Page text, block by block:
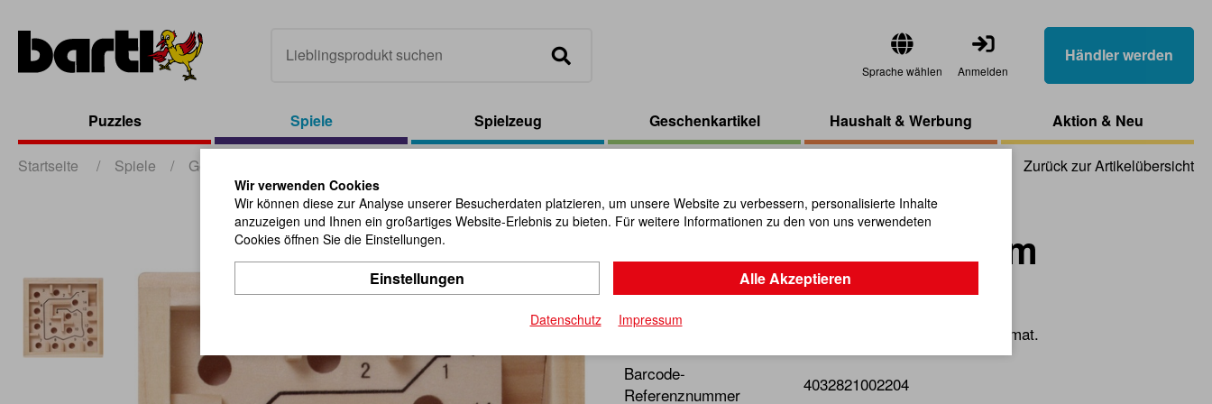
Sprache wählen Anmelden
Händler werden
Puzzles Spiele Spielzeug Geschenkartikel Haushalt & Werbung Aktion & Neu
Startseite / Spiele / Gesellschaftsspiele Zurück zur Artikelübersicht
Hand-Labyrinth 9 x 9 cm
Artikel-Nr.:107298
Ein unterhaltsames Geschicklichkeitsspiel im Taschenformat.
Barcode-
Referenznummer
4032821002204
Wir verwenden Cookies
Wir können diese zur Analyse unserer Besucherdaten platzieren, um unsere Website zu verbessern, personalisierte Inhalte
anzuzeigen und Ihnen ein großartiges Website-Erlebnis zu bieten. Für weitere Informationen zu den von uns verwendeten
Cookies öffnen Sie die Einstellungen.
Einstellungen Alle Akzeptieren
Datenschutz Impressum